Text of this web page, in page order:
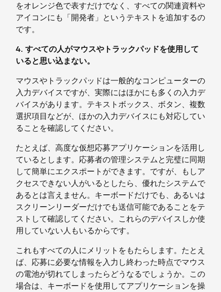
をオレンジ色で表すだけでなく、すべての関連資料や
アイコンにも「開発者」というテキストを追加するの
です。
4. すべての人がマウスやトラックパッドを使用して
いると思い込まない。
マウスやトラックパッドは一般的なコンピューターの
入力デバイスですが、実際にはほかにも多くの入力デ
バイスがあります。テキストボックス、ボタン、複数
選択項目などが、ほかの入力デバイスにも対応してい
ることを確認してください。
たとえば、高度な仮想応募アプリケーションを活用し
ているとします。応募者の管理システムと完璧に同期
して簡単にエクスポートができます。ですが、もしア
クセスできない人がいるとしたら、優れたシステムで
あるとは言えません。キーボードだけでも、あるいは
スクリーンリーダーだけでも送信可能であることをテ
ストして確認してください。これらのデバイスしか使
用していない人もいるからです。
これもすべての人にメリットをもたらします。たとえ
ば、応募に必要な情報を入力し終わった時点でマウス
の電池が切れてしまったらどうなるでしょうか。この
場合は、キーボードを使用してアプリケーションを操